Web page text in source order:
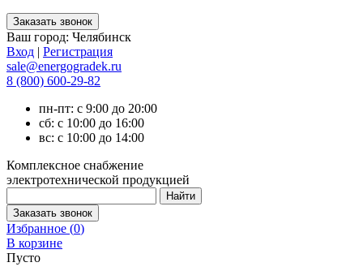
Ваш город: Челябинск
Вход | Регистрация
sale@energogradek.ru
8 (800) 600-29-82
пн-пт: с 9:00 до 20:00
сб: с 10:00 до 16:00
вс: с 10:00 до 14:00
Комплексное снабжение
электротехнической продукцией
Избранное (0)
В корзине
Пусто